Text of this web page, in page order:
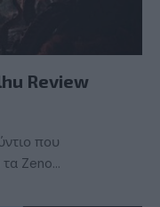
Review
που
Zeno…